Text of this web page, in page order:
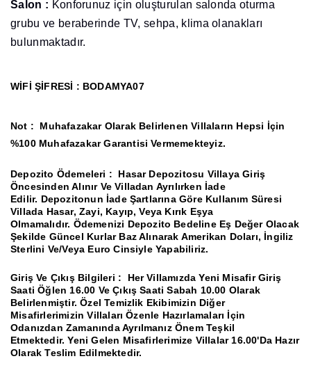
Salon : Konforunuz için oluşturulan salonda oturma
grubu ve beraberinde TV, sehpa, klima olanakları
bulunmaktadır.
WİFİ ŞİFRESİ : BODAMYA07
Not : Muhafazakar Olarak Belirlenen Villaların Hepsi İçin
%100 Muhafazakar Garantisi Vermemekteyiz.
Depozito Ödemeleri : Hasar Depozitosu Villaya Giriş
Öncesinden Alınır Ve Villadan Ayrılırken İade
Edilir. Depozitonun İade Şartlarına Göre Kullanım Süresi
Villada Hasar, Zayi, Kayıp, Veya Kırık Eşya
Olmamalıdır. Ödemenizi Depozito Bedeline Eş Değer Olacak
Şekilde Güncel Kurlar Baz Alınarak Amerikan Doları, İngiliz
Sterlini Ve/Veya Euro Cinsiyle Yapabiliriz.
Giriş Ve Çıkış Bilgileri : Her Villamızda Yeni Misafir Giriş
Saati Öğlen 16.00 Ve Çıkış Saati Sabah 10.00 Olarak
Belirlenmiştir.Özel Temizlik Ekibimizin Diğer
Misafirlerimizin Villaları Özenle Hazırlamaları İçin
Odanızdan Zamanında Ayrılmanız Önem Teşkil
Etmektedir.Yeni Gelen Misafirlerimize Villalar 16.00'Da Hazır
Olarak Teslim Edilmektedir.